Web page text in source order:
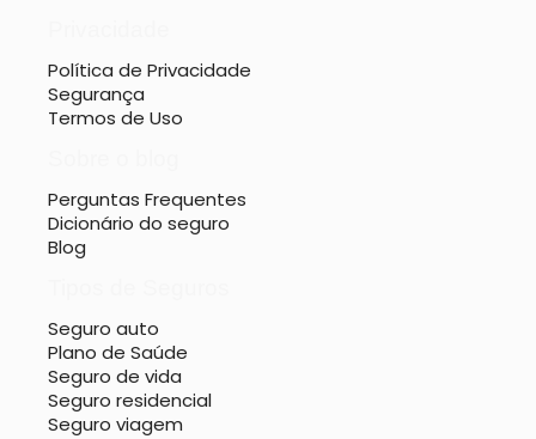
Política de Privacidade
Segurança
Termos de Uso
Perguntas Frequentes
Dicionário do seguro
Blog
Seguro auto
Plano de Saúde
Seguro de vida
Seguro residencial
Seguro viagem